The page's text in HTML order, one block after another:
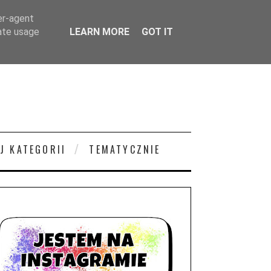
KATEGORII TEMATYCZNIE
agent
usage
LEARN MORE GOT IT